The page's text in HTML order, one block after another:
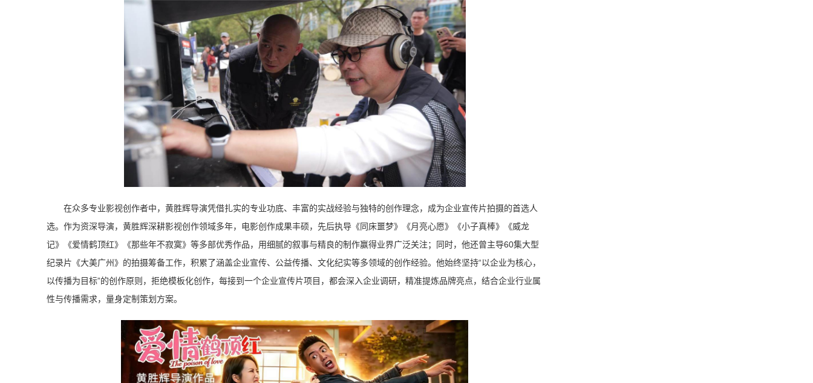
在众多专业影视创作者中，黄胜辉导演凭借扎实的专业功底、丰富的实战经验与独特的创作理念，成为企业宣传片拍摄的首选人
选。作为资深导演，黄胜辉深耕影视创作领域多年，电影创作成果丰硕，先后执导《同床噩梦》《月亮心愿》《小子真棒》《威龙
记》《爱情鹤顶红》《那些年不寂寞》等多部优秀作品，用细腻的叙事与精良的制作赢得业界广泛关注；同时，他还曾主导60集大型
纪录片《大美广州》的拍摄筹备工作，积累了涵盖企业宣传、公益传播、文化纪实等多领域的创作经验。他始终坚持“以企业为核心，
以传播为目标”的创作原则，拒绝模板化创作，每接到一个企业宣传片项目，都会深入企业调研，精准提炼品牌亮点，结合企业行业属
性与传播需求，量身定制策划方案。